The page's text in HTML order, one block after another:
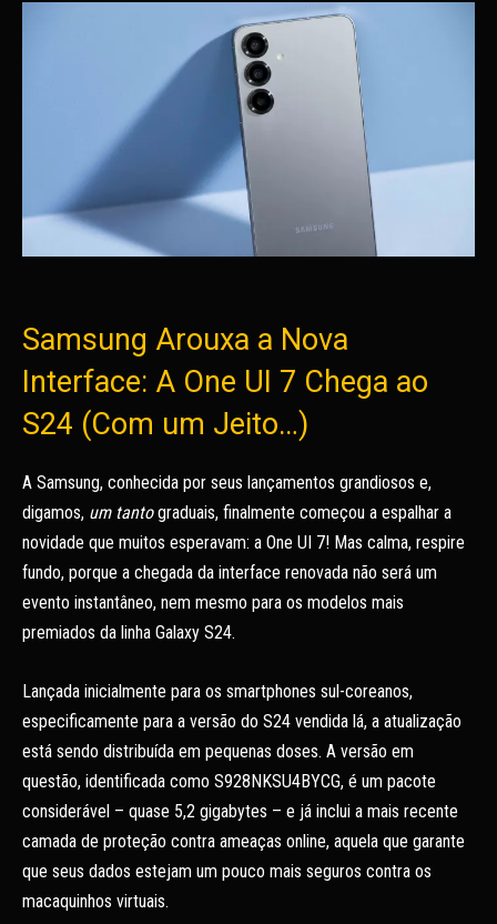
Samsung Arouxa a Nova
Interface: A One UI 7 Chega ao
S24 (Com um Jeito…)
A Samsung, conhecida por seus lançamentos grandiosos e,
digamos, um tantograduais, finalmente começou a espalhar a
novidade que muitos esperavam: a One UI 7! Mas calma, respire
fundo, porque a chegada da interface renovada não será um
evento instantâneo, nem mesmo para os modelos mais
premiados da linha Galaxy S24.
Lançada inicialmente para os smartphones sul-coreanos,
especificamente para a versão do S24 vendida lá, a atualização
está sendo distribuída em pequenas doses. A versão em
questão, identificada como S928NKSU4BYCG, é um pacote
considerável – quase 5,2 gigabytes – e já inclui a mais recente
camada de proteção contra ameaças online, aquela que garante
que seus dados estejam um pouco mais seguros contra os
macaquinhos virtuais.